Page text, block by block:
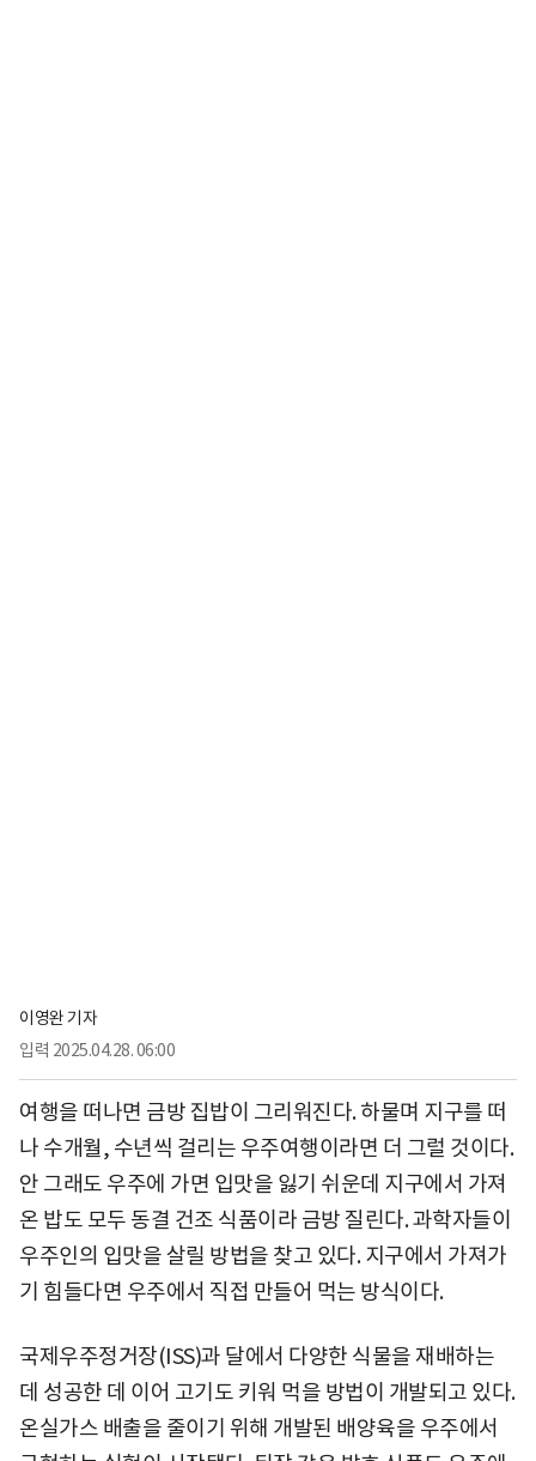
이영완 기자
입력 2025.04.28. 06:00
여행을 떠나면 금방 집밥이 그리워진다. 하물며 지구를 떠
나 수개월, 수년씩 걸리는 우주여행이라면 더 그럴 것이다.
안 그래도 우주에 가면 입맛을 잃기 쉬운데 지구에서 가져
온 밥도 모두 동결 건조 식품이라 금방 질린다. 과학자들이
우주인의 입맛을 살릴 방법을 찾고 있다. 지구에서 가져가
기 힘들다면 우주에서 직접 만들어 먹는 방식이다.
국제우주정거장(ISS)과 달에서 다양한 식물을 재배하는
데 성공한 데 이어 고기도 키워 먹을 방법이 개발되고 있다.
온실가스 배출을 줄이기 위해 개발된 배양육을 우주에서